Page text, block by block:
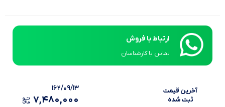
ارتباط با فروش
تماس با کارشناسان
آخرین‌ قیمت
ثبت‌ شده
۱۶۲/۰۹/۱۳
۷,۴۸۰,۰۰۰